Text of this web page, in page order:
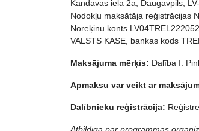
Kandavas iela 2a, Daugavpils,
Nodokļu maksātāja reģistrācijas
Norēķinu konts
VALSTS KASE, bankas kods
Maksājuma mērķis: Dalība I.
Apmaksu var veikt ar
Dalībnieku reģistrācija: